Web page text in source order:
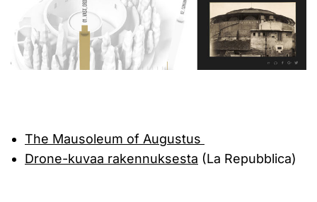
The Mausoleum of Augustus
Drone-kuvaa rakennuksesta (La Repubblica)